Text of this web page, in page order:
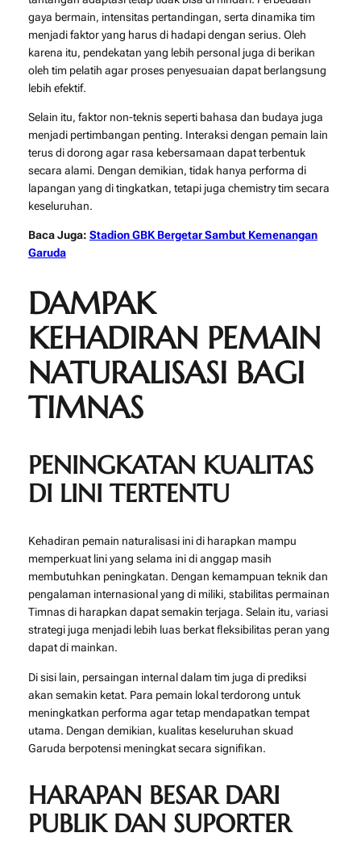
gaya bermain, intensitas pertandingan, serta dinamika tim
menjadi faktor yang harus di hadapi dengan serius. Oleh
karena itu, pendekatan yang lebih personal juga di berikan
oleh tim pelatih agar proses penyesuaian dapat berlangsung
lebih efektif.
Selain itu, faktor non-teknis seperti bahasa dan budaya juga
menjadi pertimbangan penting. Interaksi dengan pemain lain
terus di dorong agar rasa kebersamaan dapat terbentuk
secara alami. Dengan demikian, tidak hanya performa di
lapangan yang di tingkatkan, tetapi juga chemistry tim secara
keseluruhan.
Baca Juga: Stadion GBK Bergetar Sambut Kemenangan
Garuda
DAMPAK
KEHADIRAN PEMAIN
NATURALISASI BAGI
TIMNAS
PENINGKATAN KUALITAS
DI LINI TERTENTU
Kehadiran pemain naturalisasi ini di harapkan mampu
memperkuat lini yang selama ini di anggap masih
membutuhkan peningkatan. Dengan kemampuan teknik dan
pengalaman internasional yang di miliki, stabilitas permainan
Timnas di harapkan dapat semakin terjaga. Selain itu, variasi
strategi juga menjadi lebih luas berkat fleksibilitas peran yang
dapat di mainkan.
Di sisi lain, persaingan internal dalam tim juga di prediksi
akan semakin ketat. Para pemain lokal terdorong untuk
meningkatkan performa agar tetap mendapatkan tempat
utama. Dengan demikian, kualitas keseluruhan skuad
Garuda berpotensi meningkat secara signifikan.
HARAPAN BESAR DARI
PUBLIK DAN SUPORTER